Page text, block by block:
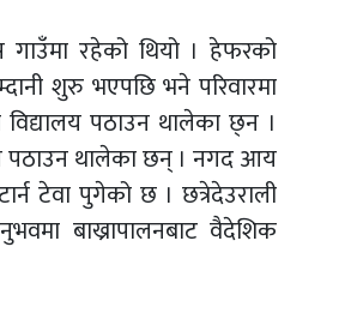
रहेको थियो । हेफरको
शुरु भएपछि भने परिवारमा
पठाउन थालेका छ्न ।
पठाउन थालेका छन् । नगद आय
टेवा पुगेको छ । छत्रेदेउराली
बाख्रापालनबाट वैदेशिक